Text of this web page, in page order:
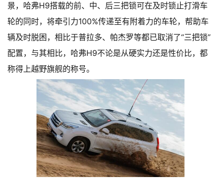
景，哈弗H9搭载的前、中、后三把锁可在及时锁止打滑车
轮的同时，将牵引力100%传递至有附着力的车轮，帮助车
辆及时脱困，相比于普拉多、帕杰罗等都已取消了“三把锁”
配置，与其相比，哈弗H9不论是从硬实力还是性价比，都
称得上越野旗舰的称号。